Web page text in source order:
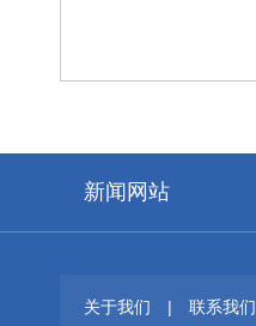
新闻网站
关于我们 | 联系我们